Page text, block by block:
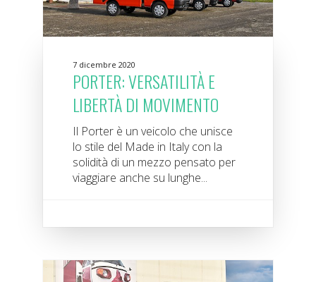
7 dicembre 2020
PORTER: VERSATILITÀ E
LIBERTÀ DI MOVIMENTO
Il Porter è un veicolo che unisce
lo stile del Made in Italy con la
solidità di un mezzo pensato per
viaggiare anche su lunghe...